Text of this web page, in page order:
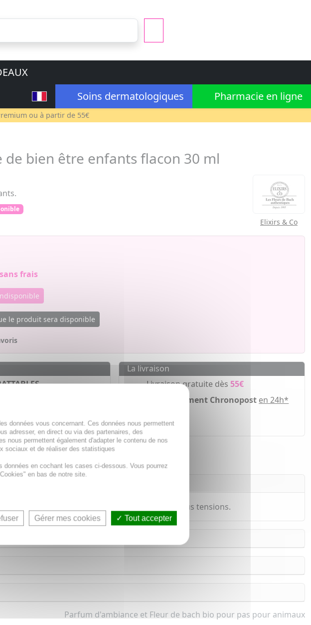
Soins dermatologiques
Pharmacie en ligne
ou à partir de 55€
de bien être enfants flacon 30 ml
Elixirs & Co
frais
le produit sera disponible
La livraison
Livraison gratuite dès55€
Acheminement Chronopost en 24h*
pour apaiser, calmer les enfants agités ou sous tensions.
Parfum d'ambiance et Fleur de bach bio pour pas pour animaux
données vous concernant. Ces données nous permettent
adresser, en direct ou via des partenaires, des
nous permettent également d'adapter le contenu de nos
sociaux et de réaliser des statistiques
en cochant les cases ci-dessous. Vous pourrez
en bas de notre site.
Gérer mes cookies Tout accepter